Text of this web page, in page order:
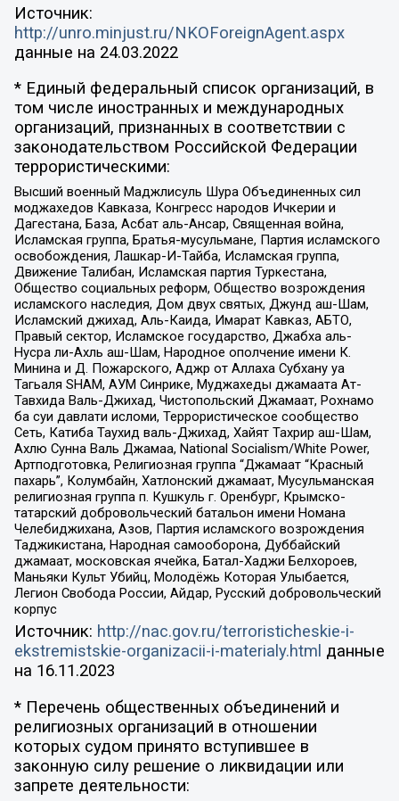
Источник:
http://unro.minjust.ru/NKOForeignAgent.aspx
данные на 24.03.2022
* Единый федеральный список организаций, в
том числе иностранных и международных
организаций, признанных в соответствии с
законодательством Российской Федерации
террористическими:
Высший военный Маджлисуль Шура Объединенных сил
моджахедов Кавказа, Конгресс народов Ичкерии и
Дагестана, База, Асбат аль-Ансар, Священная война,
Исламская группа, Братья-мусульмане, Партия исламского
освобождения, Лашкар-И-Тайба, Исламская группа,
Движение Талибан, Исламская партия Туркестана,
Общество социальных реформ, Общество возрождения
исламского наследия, Дом двух святых, Джунд аш-Шам,
Исламский джихад, Аль-Каида, Имарат Кавказ, АБТО,
Правый сектор, Исламское государство, Джабха аль-
Нусра ли-Ахль аш-Шам, Народное ополчение имени К.
Минина и Д. Пожарского, Аджр от Аллаха Субхану уа
Тагьаля SHAM, АУМ Синрике, Муджахеды джамаата Ат-
Тавхида Валь-Джихад, Чистопольский Джамаат, Рохнамо
ба суи давлати исломи, Террористическое сообщество
Сеть, Катиба Таухид валь-Джихад, Хайят Тахрир аш-Шам,
Ахлю Сунна Валь Джамаа, National Socialism/White Power,
Артподготовка, Религиозная группа “Джамаат “Красный
пахарь”, Колумбайн, Хатлонский джамаат, Мусульманская
религиозная группа п. Кушкуль г. Оренбург, Крымско-
татарский добровольческий батальон имени Номана
Челебиджихана, Азов, Партия исламского возрождения
Таджикистана, Народная самооборона, Дуббайский
джамаат, московская ячейка, Батал-Хаджи Белхороев,
Маньяки Культ Убийц, Молодёжь Которая Улыбается,
Легион Свобода России, Айдар, Русский добровольческий
корпус
Источник: http://nac.gov.ru/terroristicheskie-i-
ekstremistskie-organizacii-i-materialy.html данные
на 16.11.2023
* Перечень общественных объединений и
религиозных организаций в отношении
которых судом принято вступившее в
законную силу решение о ликвидации или
запрете деятельности: